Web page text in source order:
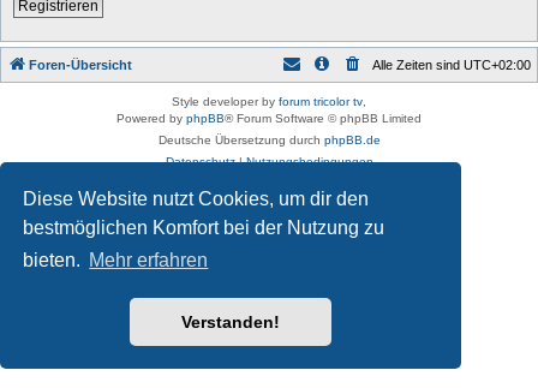
Diese Website nutzt Cookies, um dir den
bestmöglichen Komfort bei der Nutzung zu
bieten. Mehr erfahren
Verstanden!
Registrieren
Foren-Übersicht Alle Zeiten sind UTC+02:00
Style developer by forum tricolor tv
Powered by phpBB® Forum Software © phpBB Limited
Deutsche Übersetzung durch phpBB.de
Datenschutz|Nutzungsbedingungen